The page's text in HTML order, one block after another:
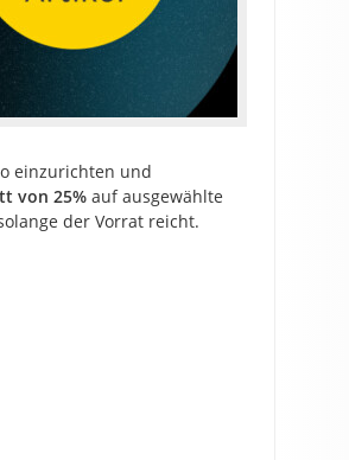
einzurichten und
von 25%auf ausgewählte
der Vorrat reicht.